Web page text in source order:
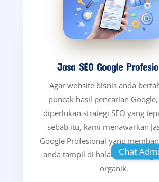
Jasa SEO Google
Agar website bisnis anda
puncak hasil pencarian
diperlukan strategi SEO yang
sebab itu, kami menawarkan
Google Profesional yang
anda tampil di halaman 1
organik.
Chat